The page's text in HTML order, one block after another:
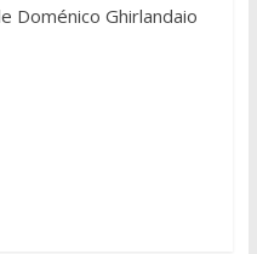
Doménico Ghirlandaio